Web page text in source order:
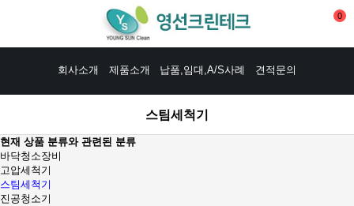
0
회사소개 제품소개 납품,임대,A/S사례 견적문의
스팀세척기
현재 상품 분류와 관련된 분류
바닥청소장비
고압세척기
스팀세척기
진공청소기